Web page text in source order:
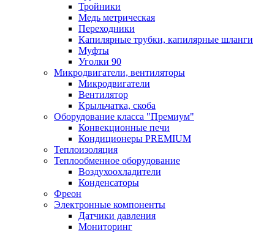
Тройники
Медь метрическая
Переходники
Капилярные трубки, капилярные шланги
Муфты
Уголки 90
Микродвигатели, вентиляторы
Микродвигатели
Вентилятор
Крыльчатка, скоба
Оборудование класса "Премиум"
Конвекционные печи
Кондиционеры PREMIUM
Теплоизоляция
Теплообменное оборудование
Воздухоохладители
Конденсаторы
Фреон
Электронные компоненты
Датчики давления
Мониторинг